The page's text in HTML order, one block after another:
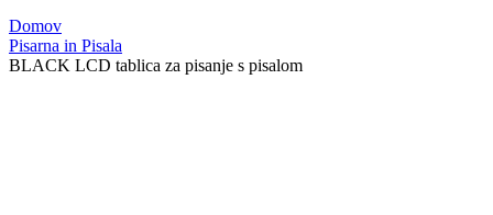
Domov
Pisarna in Pisala
BLACK LCD tablica za pisanje s pisalom